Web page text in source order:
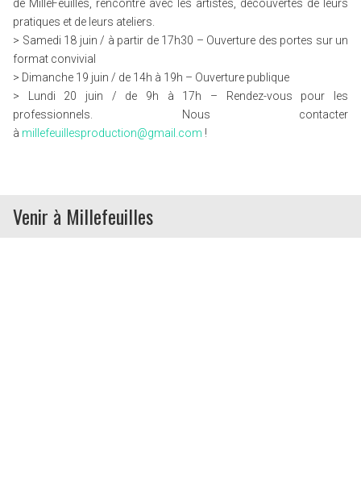
de MilleFeuilles, rencontre avec les artistes, découvertes de leurs
pratiques et de leurs ateliers.
> Samedi 18 juin / à partir de 17h30 – Ouverture des portes sur un
format convivial
> Dimanche 19 juin / de 14h à 19h – Ouverture publique
> Lundi 20 juin / de 9h à 17h – Rendez-vous pour les
professionnels. Nous contacter
à millefeuillesproduction@gmail.com !
Venir à Millefeuilles